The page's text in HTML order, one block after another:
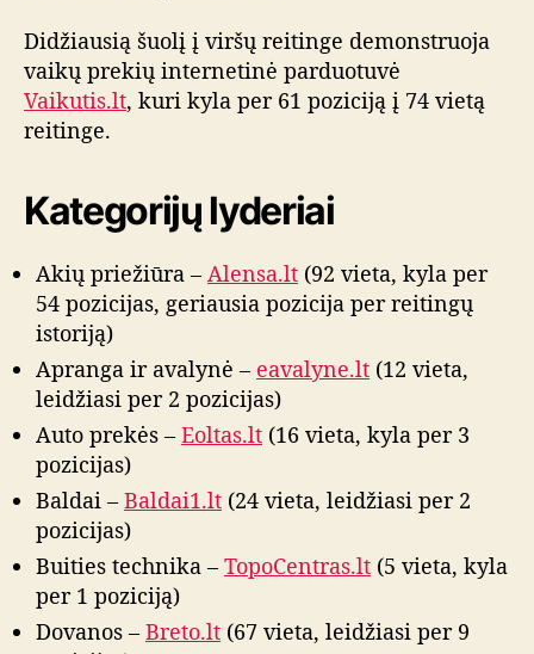
p
ž
v
Didžiausią šuolį į viršų reitinge demonstruoja
vaikų prekių internetinė parduotuvė
Vaikutis.lt, kuri kyla per 61 poziciją į 74 vietą
reitinge.
Kategorijų lyderiai
Akių priežiūra – Alensa.lt (92 vieta, kyla per
54 pozicijas, geriausia pozicija per reitingų
istoriją)
Apranga ir avalynė – eavalyne.lt (12 vieta,
leidžiasi per 2 pozicijas)
Auto prekės – Eoltas.lt (16 vieta, kyla per 3
pozicijas)
Baldai – Baldai1.lt (24 vieta, leidžiasi per 2
pozicijas)
Buities technika – TopoCentras.lt (5 vieta, kyla
per 1 poziciją)
Dovanos – Breto.lt (67 vieta, leidžiasi per 9